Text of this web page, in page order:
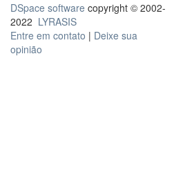
DSpace software copyright © 2002-
2022 LYRASIS
Entre em contato | Deixe sua
opinião